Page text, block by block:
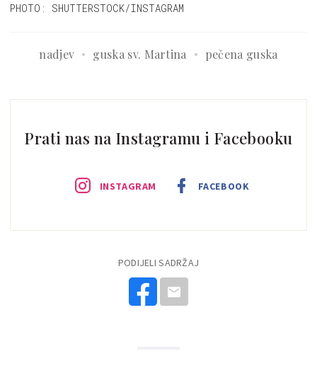
PHOTO: SHUTTERSTOCK/INSTAGRAM
nadjev guska sv. Martina pečena guska
Prati nas na Instagramu i Facebooku
INSTAGRAM FACEBOOK
PODIJELI SADRŽAJ